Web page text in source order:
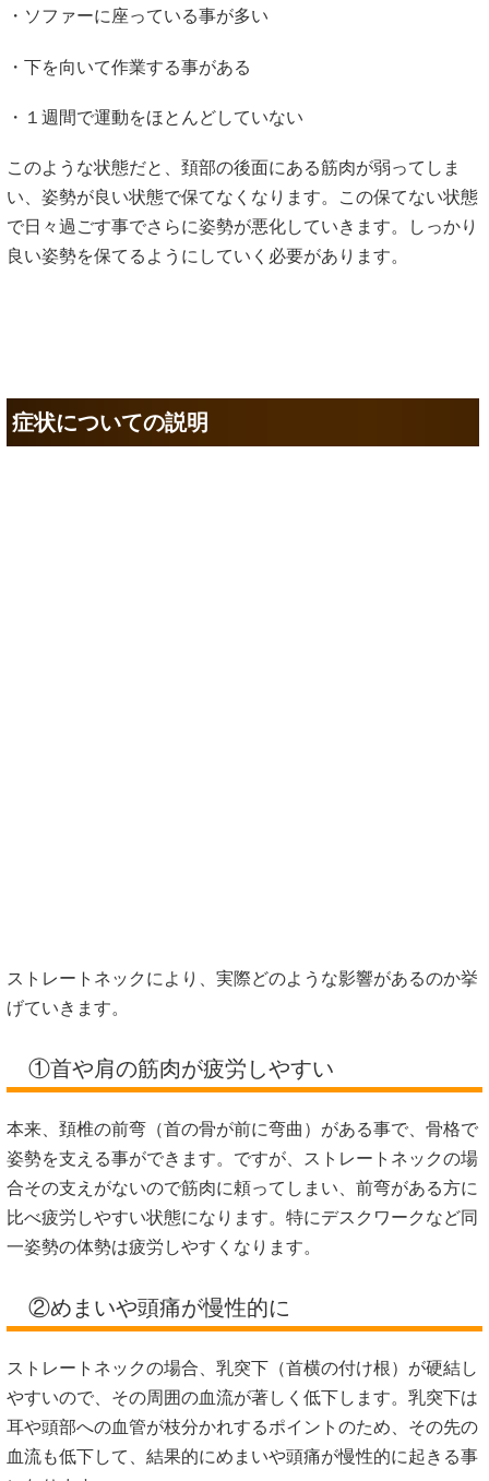
・ソファーに座っている事が多い
・下を向いて作業する事がある
・１週間で運動をほとんどしていない
このような状態だと、頚部の後面にある筋肉が弱ってしま
い、姿勢が良い状態で保てなくなります。この保てない状態
で日々過ごす事でさらに姿勢が悪化していきます。しっかり
良い姿勢を保てるようにしていく必要があります。
症状についての説明
ストレートネックにより、実際どのような影響があるのか挙
げていきます。
①首や肩の筋肉が疲労しやすい
本来、頚椎の前弯（首の骨が前に弯曲）がある事で、骨格で
姿勢を支える事ができます。ですが、ストレートネックの場
合その支えがないので筋肉に頼ってしまい、前弯がある方に
比べ疲労しやすい状態になります。特にデスクワークなど同
一姿勢の体勢は疲労しやすくなります。
②めまいや頭痛が慢性的に
ストレートネックの場合、乳突下（首横の付け根）が硬結し
やすいので、その周囲の血流が著しく低下します。乳突下は
耳や頭部への血管が枝分かれするポイントのため、その先の
血流も低下して、結果的にめまいや頭痛が慢性的に起きる事